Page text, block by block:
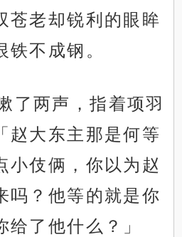
苍老却锐利的眼眸
不成钢。
了两声，指着项羽
赵大东主那是何等
小伎俩，你以为赵
吗？他等的就是你
了他什么？」